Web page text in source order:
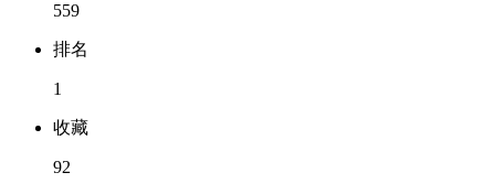
559
排名
1
收藏
92